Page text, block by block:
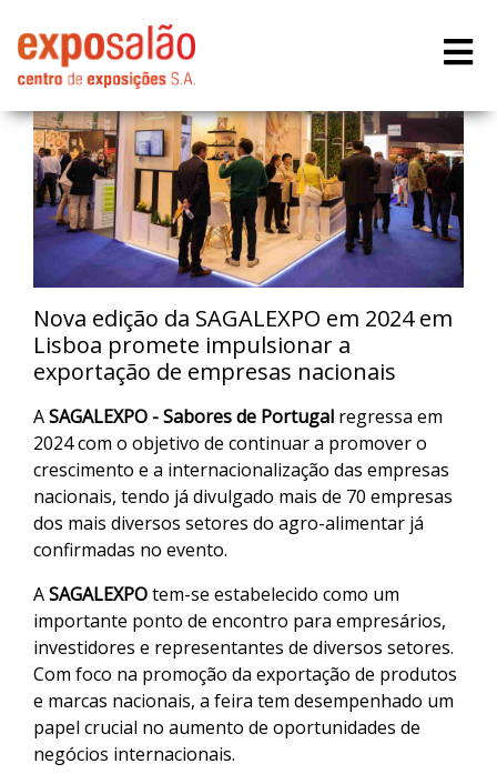
Nova edição da SAGALEXPO em 2024 em
Lisboa promete impulsionar a
exportação de empresas nacionais
ASAGALEXPO - Sabores de Portugal regressa em
2024 com o objetivo de continuar a promover o
crescimento e a internacionalização das empresas
nacionais, tendo já divulgado mais de 70 empresas
dos mais diversos setores do agro-alimentar já
confirmadas no evento.
ASAGALEXPOtem-se estabelecido como um
importante ponto de encontro para empresários,
investidores e representantes de diversos setores.
Com foco na promoção da exportação de produtos
e marcas nacionais, a feira tem desempenhado um
papel crucial no aumento de oportunidades de
negócios internacionais.